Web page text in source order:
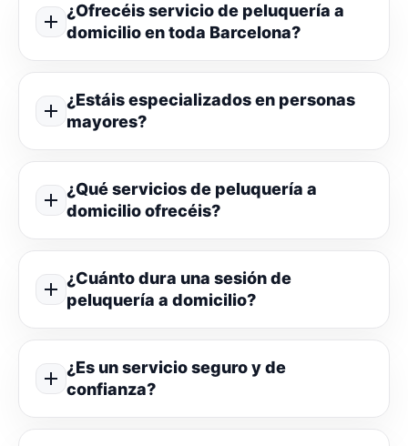
¿Ofrecéis servicio de peluquería a
domicilio en toda Barcelona?
¿Estáis especializados en personas
mayores?
¿Qué servicios de peluquería a
domicilio ofrecéis?
¿Cuánto dura una sesión de
peluquería a domicilio?
¿Es un servicio seguro y de
confianza?